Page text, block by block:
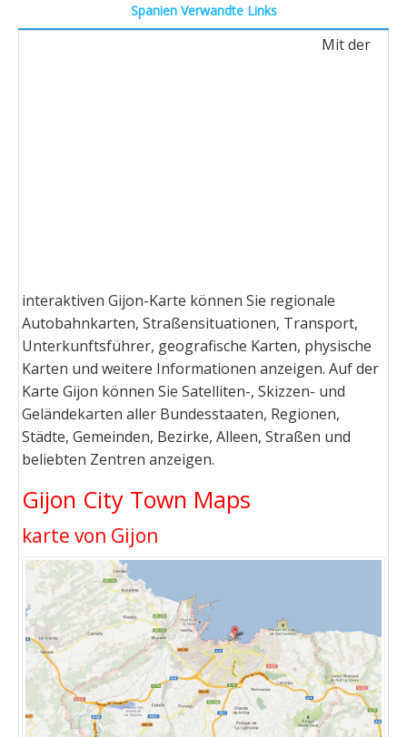
SpanienVerwandte Links
Mit der
interaktiven Gijon-Karte können Sie regionale
Autobahnkarten, Straßensituationen, Transport,
Unterkunftsführer, geografische Karten, physische
Karten und weitere Informationen anzeigen. Auf der
Karte Gijon können Sie Satelliten-, Skizzen- und
Geländekarten aller Bundesstaaten, Regionen,
Städte, Gemeinden, Bezirke, Alleen, Straßen und
beliebten Zentren anzeigen.
Gijon City Town Maps
karte von Gijon